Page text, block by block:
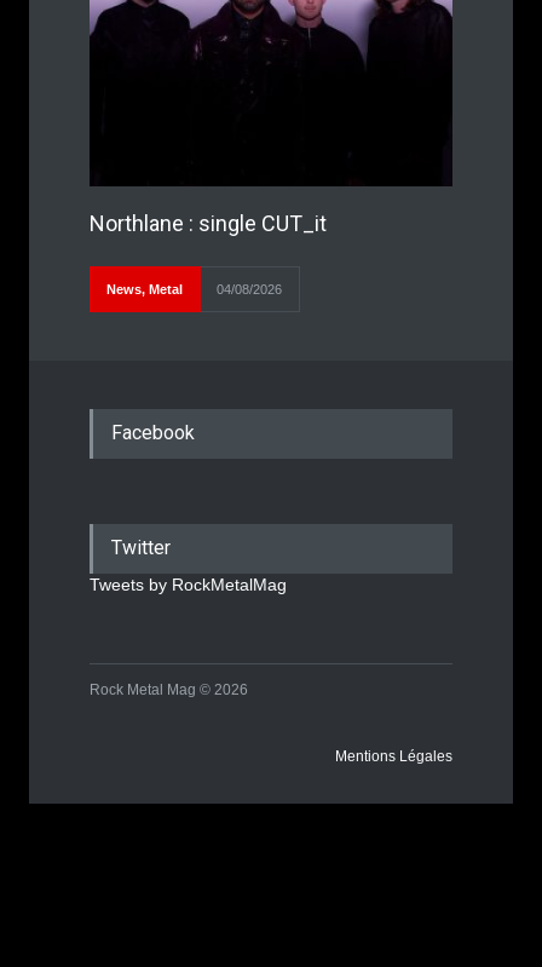
Northlane : single CUT_it
News, Metal 04/08/2026
Facebook
Twitter
Tweets by RockMetalMag
Rock Metal Mag © 2026
Mentions Légales